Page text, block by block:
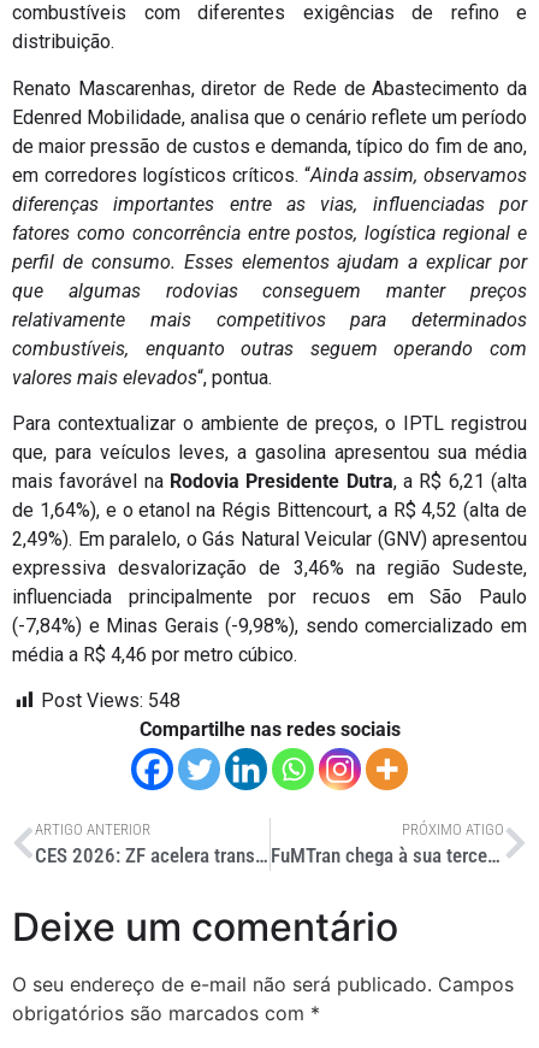
combustíveis com diferentes exigências de refino e
distribuição.
Renato Mascarenhas, diretor de Rede de Abastecimento da
Edenred Mobilidade, analisa que o cenário reflete um período
de maior pressão de custos e demanda, típico do fim de ano,
em corredores logísticos críticos. “Ainda assim, observamos
diferenças importantes entre as vias, influenciadas por
fatores como concorrência entre postos, logística regional e
perfil de consumo. Esses elementos ajudam a explicar por
que algumas rodovias conseguem manter preços
relativamente mais competitivos para determinados
combustíveis, enquanto outras seguem operando com
valores mais elevados“, pontua.
Para contextualizar o ambiente de preços, o IPTL registrou
que, para veículos leves, a gasolina apresentou sua média
mais favorável na Rodovia Presidente Dutra, a R$ 6,21 (alta
de 1,64%), e o etanol na Régis Bittencourt, a R$ 4,52 (alta de
2,49%). Em paralelo, o Gás Natural Veicular (GNV) apresentou
expressiva desvalorização de 3,46% na região Sudeste,
influenciada principalmente por recuos em São Paulo
(-7,84%) e Minas Gerais (-9,98%), sendo comercializado em
média a R$ 4,46 por metro cúbico.
Post Views: 548
Compartilhe nas redes sociais
ARTIGO ANTERIOR
CES 2026: ZF acelera transformação digital com seu Chassi 2.0
PRÓXIMO ATIGO
FuMTran chega à sua terceira década com mais de 20 mil itens em acervo digital
Deixe um comentário
O seu endereço de e-mail não será publicado. Campos
obrigatórios são marcados com *